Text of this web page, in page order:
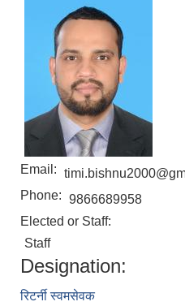
Email:
Phone: 9866689958
Elected or Staff:
Staff
Designation:
रिटर्नी स्वमसेवक